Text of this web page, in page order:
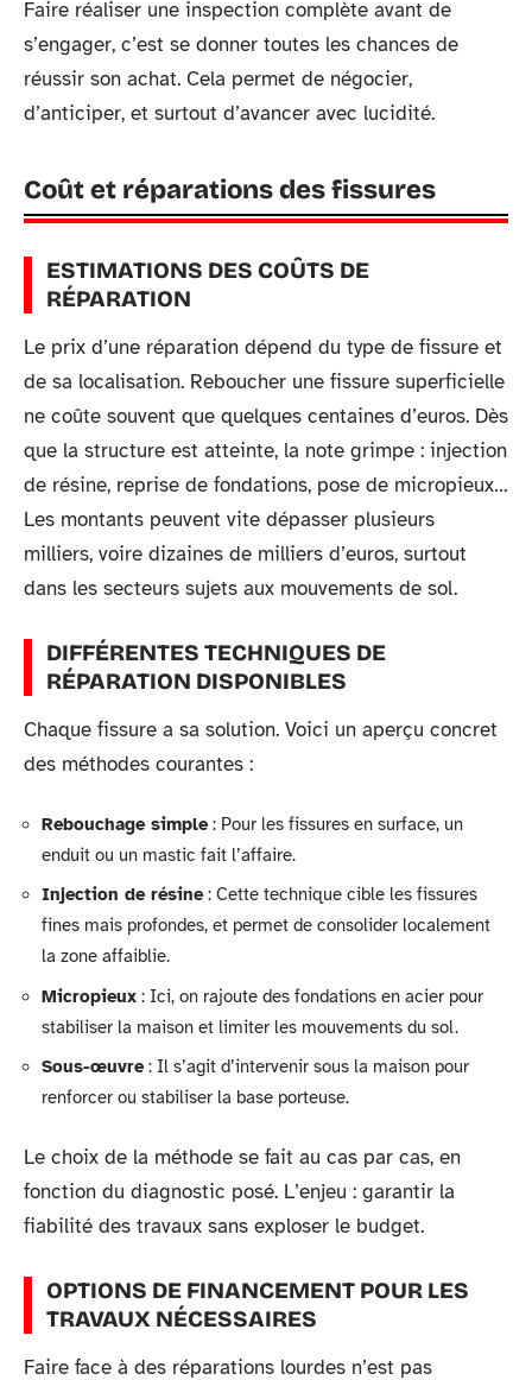
Faire réaliser une inspection complète avant de
s’engager, c’est se donner toutes les chances de
réussir son achat. Cela permet de négocier,
d’anticiper, et surtout d’avancer avec lucidité.
Coût et réparations des fissures
ESTIMATIONS DES COÛTS DE
RÉPARATION
Le prix d’une réparation dépend du type de fissure et
de sa localisation. Reboucher une fissure superficielle
ne coûte souvent que quelques centaines d’euros. Dès
que la structure est atteinte, la note grimpe : injection
de résine, reprise de fondations, pose de micropieux…
Les montants peuvent vite dépasser plusieurs
milliers, voire dizaines de milliers d’euros, surtout
dans les secteurs sujets aux mouvements de sol.
DIFFÉRENTES TECHNIQUES DE
RÉPARATION DISPONIBLES
Chaque fissure a sa solution. Voici un aperçu concret
des méthodes courantes :
Rebouchage simple: Pour les fissures en surface, un
enduit ou un mastic fait l’affaire.
Injection de résine: Cette technique cible les fissures
fines mais profondes, et permet de consolider localement
la zone affaiblie.
Micropieux : Ici, on rajoute des fondations en acier pour
stabiliser la maison et limiter les mouvements du sol.
Sous-œuvre: Il s’agit d’intervenir sous la maison pour
renforcer ou stabiliser la base porteuse.
Le choix de la méthode se fait au cas par cas, en
fonction du diagnostic posé. L’enjeu : garantir la
fiabilité des travaux sans exploser le budget.
OPTIONS DE FINANCEMENT POUR LES
TRAVAUX NÉCESSAIRES
Faire face à des réparations lourdes n’est pas